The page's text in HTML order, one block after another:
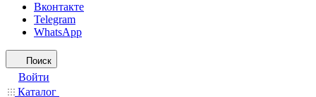
Вконтакте
Telegram
WhatsApp
Поиск
Войти
Каталог